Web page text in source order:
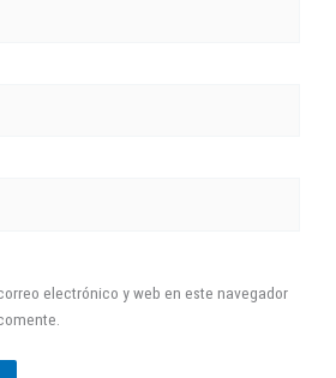
electrónico y web en este navegador